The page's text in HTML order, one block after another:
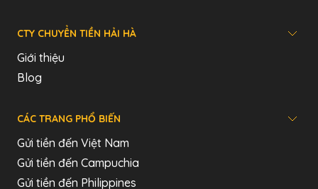
CTY CHUYỂN TIỀN HẢI HÀ
Giới thiệu
Blog
CÁC TRANG PHỔ BIẾN
Gửi tiền đến Việt Nam
Gửi tiền đến Campuchia
Gửi tiền đến Philippines